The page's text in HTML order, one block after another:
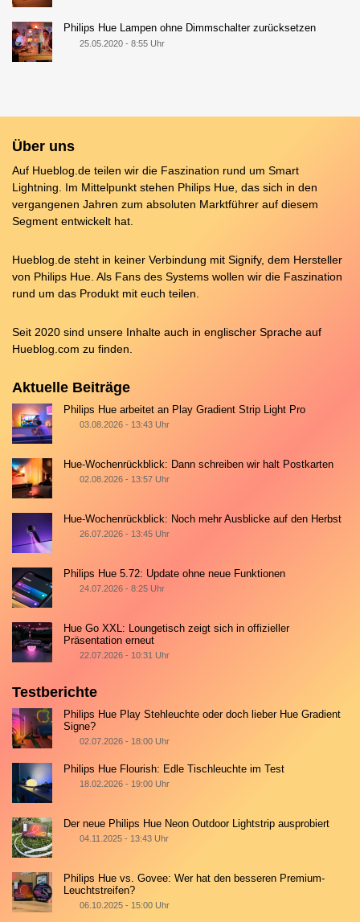
Philips Hue Lampen ohne Dimmschalter zurücksetzen
25.05.2020 - 8:55 Uhr
Über uns
Auf Hueblog.de teilen wir die Faszination rund um Smart
Lightning. Im Mittelpunkt stehen Philips Hue, das sich in den
vergangenen Jahren zum absoluten Marktführer auf diesem
Segment entwickelt hat.
Hueblog.de steht in keiner Verbindung mit Signify, dem Hersteller
von Philips Hue. Als Fans des Systems wollen wir die Faszination
rund um das Produkt mit euch teilen.
Seit 2020 sind unsere Inhalte auch in englischer Sprache auf
Hueblog.com zu finden.
Aktuelle Beiträge
Philips Hue arbeitet an Play Gradient Strip Light Pro
03.08.2026 - 13:43 Uhr
Hue-Wochenrückblick: Dann schreiben wir halt Postkarten
02.08.2026 - 13:57 Uhr
Hue-Wochenrückblick: Noch mehr Ausblicke auf den Herbst
26.07.2026 - 13:45 Uhr
Philips Hue 5.72: Update ohne neue Funktionen
24.07.2026 - 8:25 Uhr
Hue Go XXL: Loungetisch zeigt sich in offizieller
Präsentation erneut
22.07.2026 - 10:31 Uhr
Testberichte
Philips Hue Play Stehleuchte oder doch lieber Hue Gradient
Signe?
02.07.2026 - 18:00 Uhr
Philips Hue Flourish: Edle Tischleuchte im Test
18.02.2026 - 19:00 Uhr
Der neue Philips Hue Neon Outdoor Lightstrip ausprobiert
04.11.2025 - 13:43 Uhr
Philips Hue vs. Govee: Wer hat den besseren Premium-
Leuchtstreifen?
06.10.2025 - 15:00 Uhr